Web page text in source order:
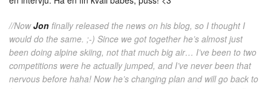
//NowJon finally released the news on his blog, so I thought I
would do the same. ;-) Since we got together he’s almost just
been doing alpine skiing, not that much big air… I’ve been to two
competitions were he actually jumped, and I’ve never been that
nervous before haha! Now he’s changing plan and will go back to